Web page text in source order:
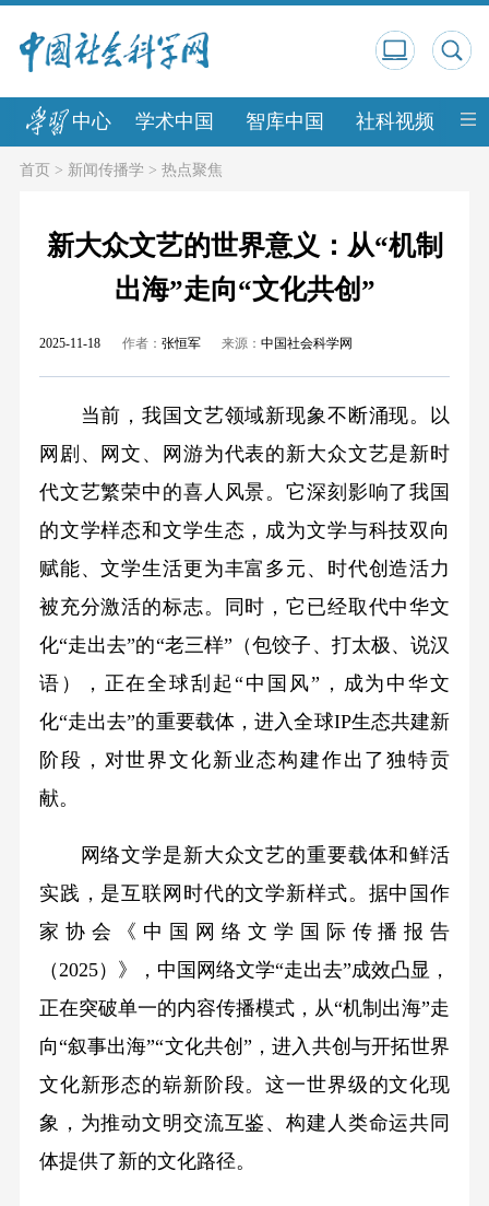
中心 学术中国 智库中国 社科视频 中
首页> 新闻传播学 > 热点聚焦
新大众文艺的世界意义：从“机制
出海”走向“文化共创”
2025-11-18 作者： 张恒军 来源：中国社会科学网
当前，我国文艺领域新现象不断涌现。以
网剧、网文、网游为代表的新大众文艺是新时
代文艺繁荣中的喜人风景。它深刻影响了我国
的文学样态和文学生态，成为文学与科技双向
赋能、文学生活更为丰富多元、时代创造活力
被充分激活的标志。同时，它已经取代中华文
化“走出去”的“老三样”（包饺子、打太极、说汉
语），正在全球刮起“中国风”，成为中华文
化“走出去”的重要载体，进入全球IP生态共建新
阶段，对世界文化新业态构建作出了独特贡
献。
网络文学是新大众文艺的重要载体和鲜活
实践，是互联网时代的文学新样式。据中国作
家协会《中国网络文学国际传播报告
（2025）》，中国网络文学“走出去”成效凸显，
正在突破单一的内容传播模式，从“机制出海”走
向“叙事出海”“文化共创”，进入共创与开拓世界
文化新形态的崭新阶段。这一世界级的文化现
象，为推动文明交流互鉴、构建人类命运共同
体提供了新的文化路径。